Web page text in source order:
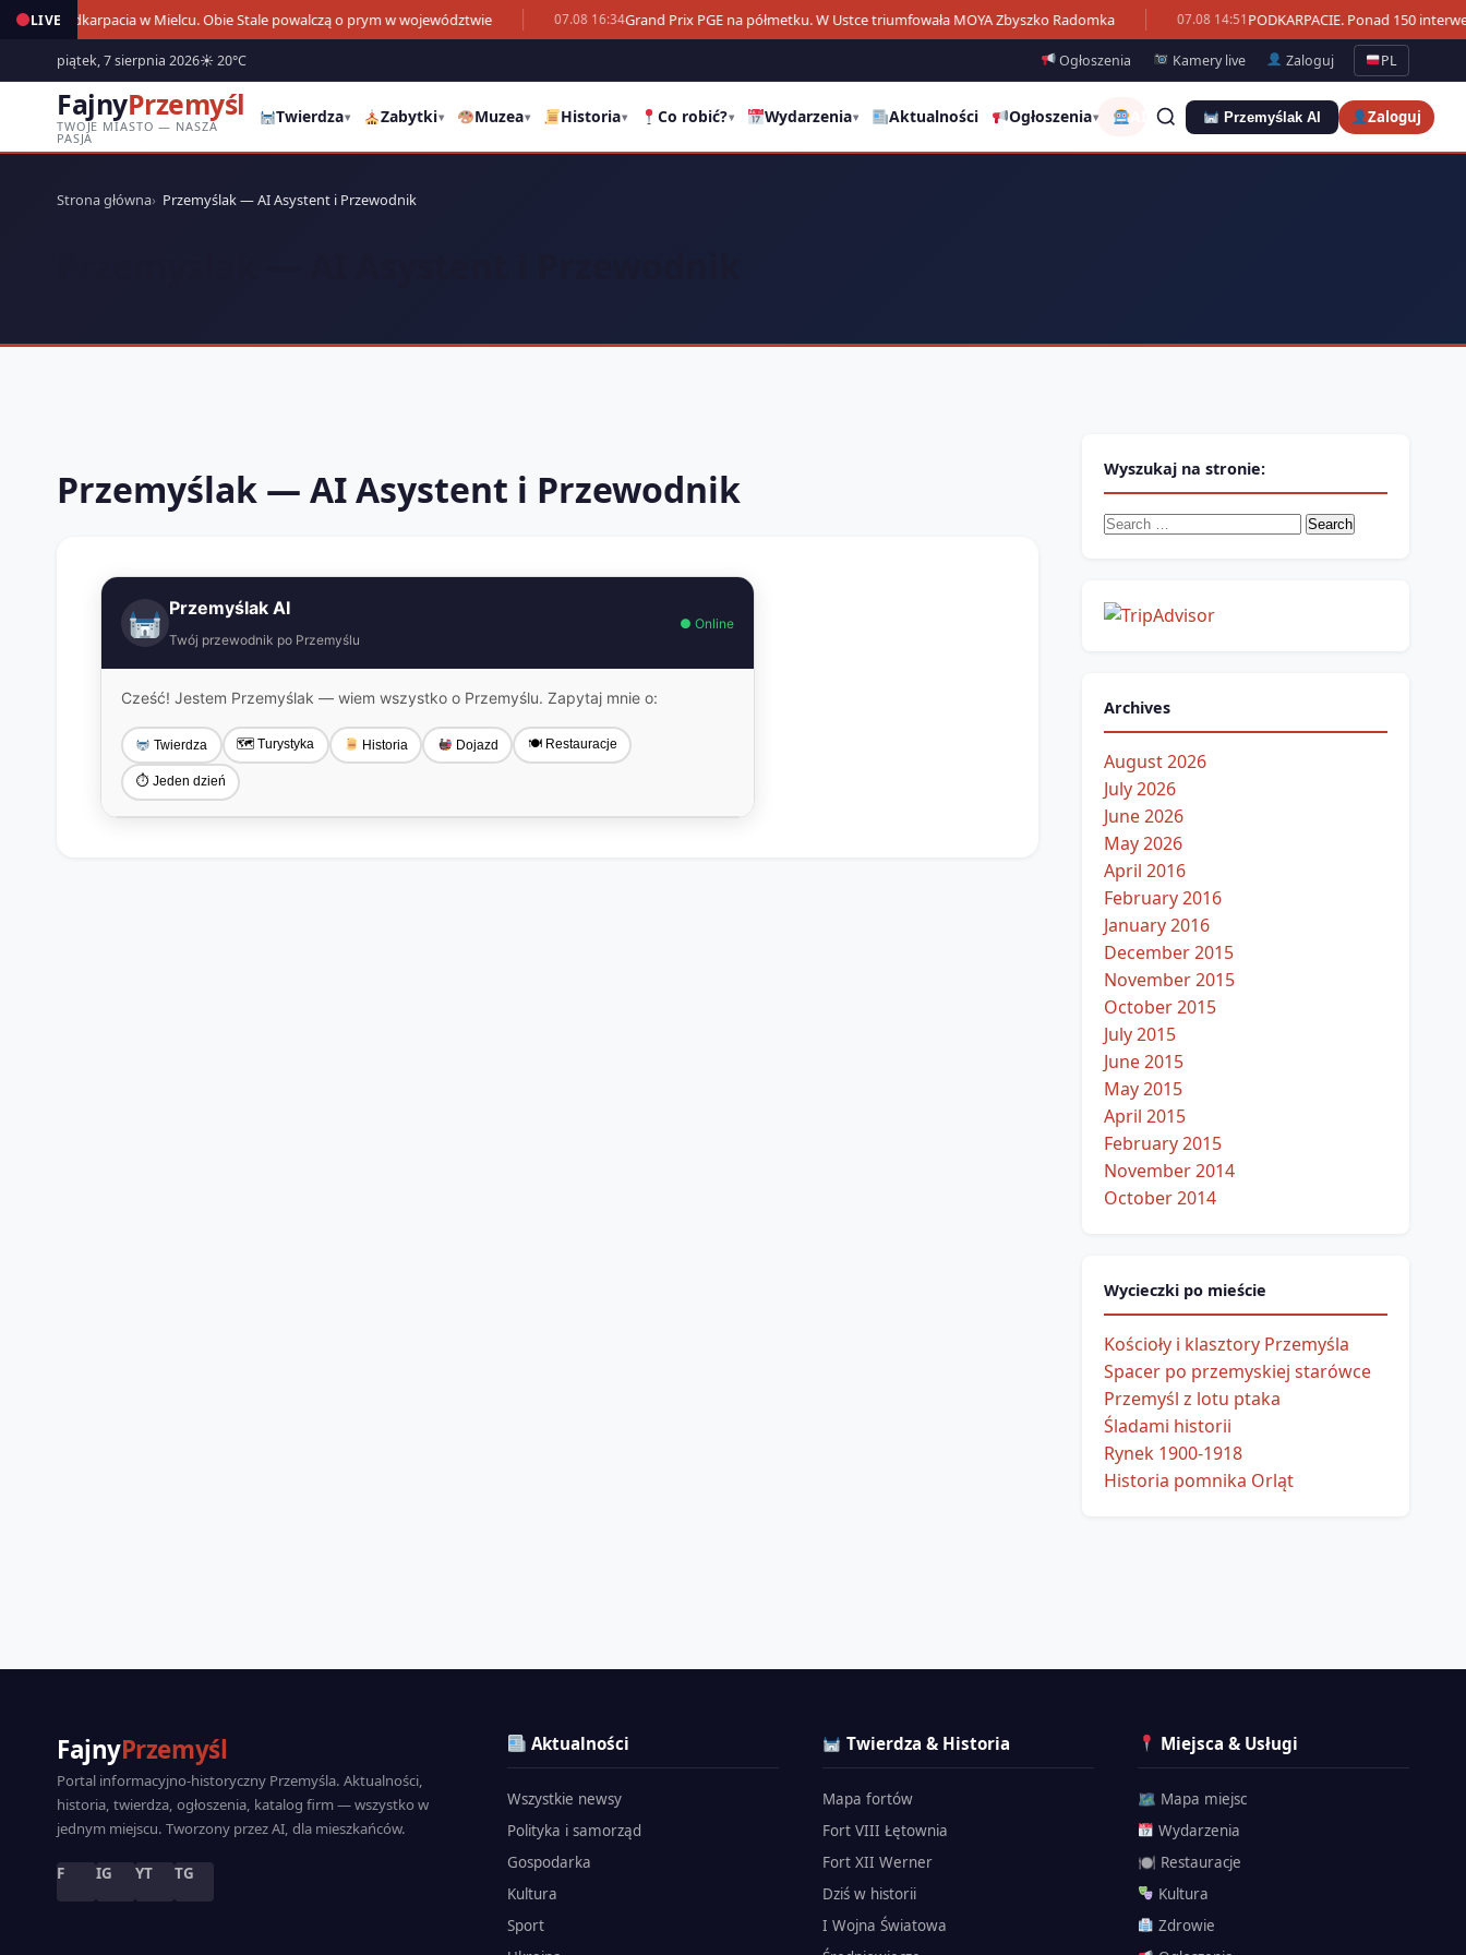
LIVE
Derby Podkarpacia w Mielcu. Obie Stale powalczą o prym w województwie 07.08 16:34Grand Prix PGE na półmetku. W Ustce triumfowała MOYA Zbyszko Radomka 07.08 14:51PODKARPACIE. Ponad 150
piątek, 7 sierpnia 2026☀ 20°C Ogłoszenia Kamery live Zaloguj PL
FajnyPrzemyśl
TWOJE MIASTO — NASZA
PASJA
Twierdza▾ Zabytki▾ Muzea▾ Historia▾ Co robić?▾ Wydarzenia▾ Aktualności Ogłoszenia▾ Przemyślak AI Zaloguj
Strona główna Przemyślak — AI Asystent i Przewodnik
Przemyślak — AI Asystent i Przewodnik
Przemyślak AI
Twój przewodnik po Przemyślu
● Online
Cześć! Jestem Przemyślak — wiem wszystko o Przemyślu. Zapytaj mnie o:
Twierdza 🗺 Turystyka Historia Dojazd 🍽 Restauracje
⏱ Jeden dzień
Wyszukaj na stronie:
Search
Archives
August 2026
July 2026
June 2026
May 2026
April 2016
February 2016
January 2016
December 2015
November 2015
October 2015
July 2015
June 2015
May 2015
April 2015
February 2015
November 2014
October 2014
Wycieczki po mieście
Kościoły i klasztory Przemyśla
Spacer po przemyskiej starówce
Przemyśl z lotu ptaka
Śladami historii
Rynek 1900-1918
Historia pomnika Orląt
FajnyPrzemyśl
Portal informacyjno-historyczny Przemyśla. Aktualności,
historia, twierdza, ogłoszenia, katalog firm — wszystko w
jednym miejscu. Tworzony przez AI, dla mieszkańców.
F IG YT TG
Aktualności
Wszystkie newsy
Polityka i samorząd
Gospodarka
Kultura
Sport
Twierdza & Historia
Mapa fortów
Fort VIII Łętownia
Fort XII Werner
Dziś w historii
I Wojna Światowa
Miejsca & Usługi
🗺 Mapa miejsc
Wydarzenia
🍽 Restauracje
Kultura
Zdrowie